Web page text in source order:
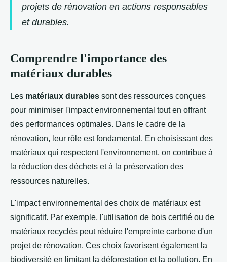
projets de rénovation en actions responsables
et durables.
Comprendre l'importance des
matériaux durables
Les matériaux durables sont des ressources conçues
pour minimiser l'impact environnemental tout en offrant
des performances optimales. Dans le cadre de la
rénovation, leur rôle est fondamental. En choisissant des
matériaux qui respectent l'environnement, on contribue à
la réduction des déchets et à la préservation des
ressources naturelles.
L'impact environnemental des choix de matériaux est
significatif. Par exemple, l'utilisation de bois certifié ou de
matériaux recyclés peut réduire l'empreinte carbone d'un
projet de rénovation. Ces choix favorisent également la
biodiversité en limitant la déforestation et la pollution. En